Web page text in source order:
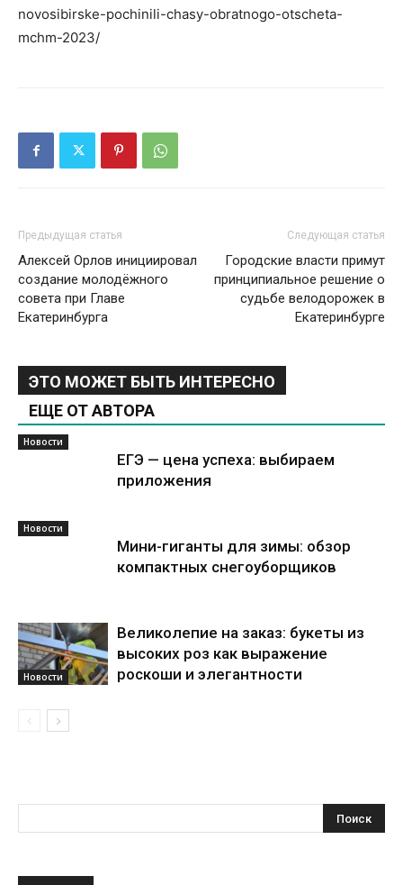
novosibirske-pochinili-chasy-obratnogo-otscheta-
mchm-2023/
Предыдущая статья
Алексей Орлов инициировал
создание молодёжного
совета при Главе
Екатеринбурга
Следующая статья
Городские власти примут
принципиальное решение о
судьбе велодорожек в
Екатеринбурге
ЭТО МОЖЕТ БЫТЬ ИНТЕРЕСНО
ЕЩЕ ОТ АВТОРА
Новости
ЕГЭ — цена успеха: выбираем
приложения
Новости
Мини-гиганты для зимы: обзор
компактных снегоуборщиков
Новости
Великолепие на заказ: букеты из
высоких роз как выражение
роскоши и элегантности